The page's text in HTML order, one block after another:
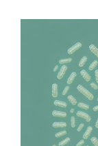
grösseres